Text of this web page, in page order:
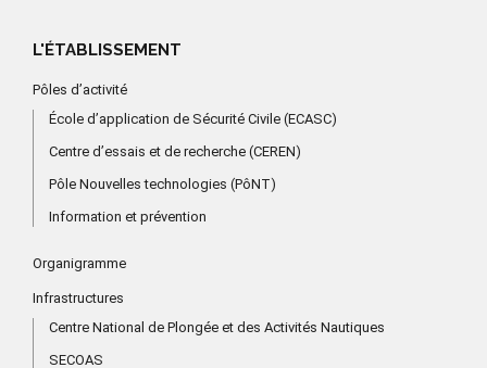
L'ÉTABLISSEMENT
Pôles d’activité
École d’application de Sécurité Civile (ECASC)
Centre d’essais et de recherche (CEREN)
Pôle Nouvelles technologies (PôNT)
Information et prévention
Organigramme
Infrastructures
Centre National de Plongée et des Activités Nautiques
SECOAS